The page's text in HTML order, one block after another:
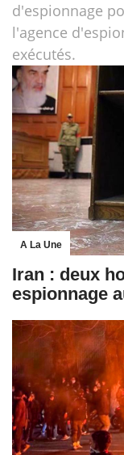
d'espionnage
l'agence
exécutés.
A La Une
Iran : deux
espionnage